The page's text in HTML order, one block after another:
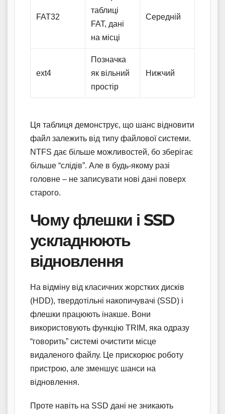
FAT32
таблиці
FAT, дані
на місці
Середній
ext4
Позначка
як вільний
простір
Нижчий
Ця таблиця демонструє, що шанс відновити
файл залежить від типу файлової системи.
NTFS дає більше можливостей, бо зберігає
більше “слідів”. Але в будь-якому разі
головне – не записувати нові дані поверх
старого.
Чому флешки і SSD
ускладнюють
відновлення
На відміну від класичних жорстких дисків
(HDD), твердотільні накопичувачі (SSD) і
флешки працюють інакше. Вони
використовують функцію TRIM, яка одразу
“говорить” системі очистити місце
видаленого файлу. Це прискорює роботу
пристрою, але зменшує шанси на
відновлення.
Проте навіть на SSD дані не зникають